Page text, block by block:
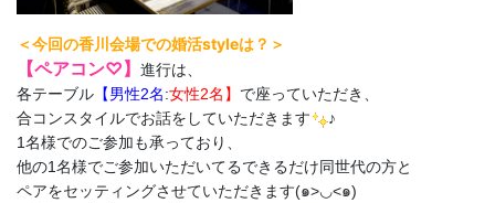
＜今回の香川会場での婚活styleは？＞
【ペアコン♡】 進行は、
各テーブル 【男性2名:女性2名】 で座っていただき、
合コンスタイルでお話をしていただきます
♪
1名様でのご参加も承っており、
他の1名様でご参加いただいてるできるだけ同世代の方と
ペアをセッティングさせていただきます(๑>◡<๑)